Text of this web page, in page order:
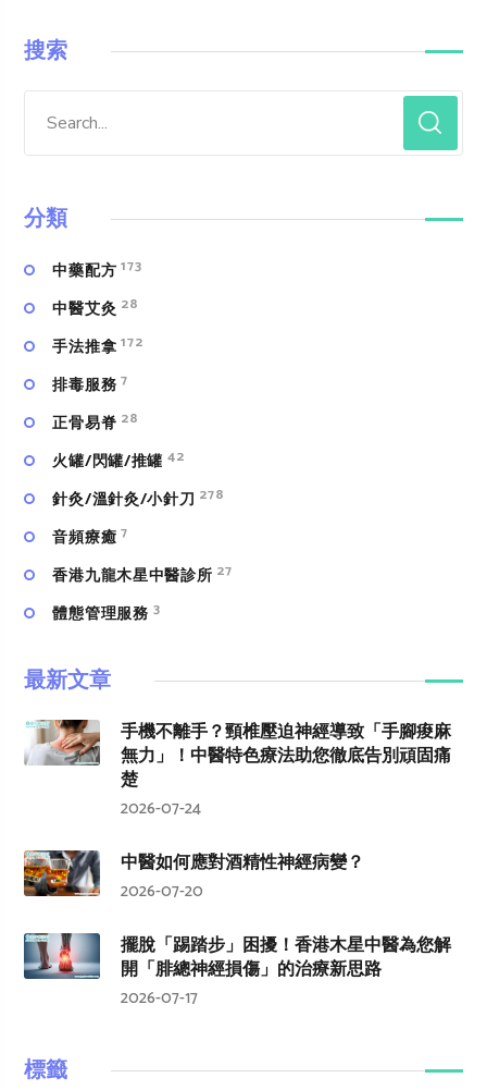
搜索
分類
中藥配方 173
中醫艾灸 28
手法推拿 172
排毒服務 7
正骨易脊 28
火罐/閃罐/推罐 42
針灸/溫針灸/小針刀 278
⾳頻療癒 7
香港九龍木星中醫診所 27
體態管理服務 3
最新文章
手機不離手？頸椎壓迫神經導致「手腳痠麻
無力」！中醫特色療法助您徹底告別頑固痛
楚
2026-07-24
中醫如何應對酒精性神經病變？
2026-07-20
擺脫「踢踏步」困擾！香港木星中醫為您解
開「腓總神經損傷」的治療新思路
2026-07-17
標籤